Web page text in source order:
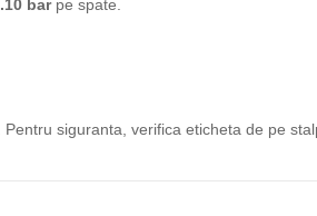
barpe spate.
siguranta, verifica eticheta de pe